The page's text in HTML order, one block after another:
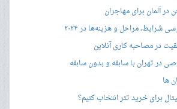
در آلمان برای مهاجران
شرایط، مراحل و هزینه‌ها در ۲۰۲۴
در تهران با سابقه و بدون سابقه
ها
برای خرید تتر انتخاب کنیم؟